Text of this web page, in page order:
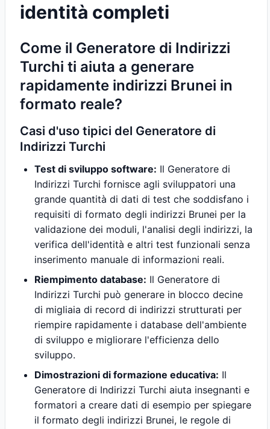
identità completi
Come il Generatore di Indirizzi
Turchi ti aiuta a generare
rapidamente indirizzi Brunei in
formato reale?
Casi d'uso tipici del Generatore di
Indirizzi Turchi
Test di sviluppo software: Il Generatore di
Indirizzi Turchi fornisce agli sviluppatori una
grande quantità di dati di test che soddisfano i
requisiti di formato degli indirizzi Brunei per la
validazione dei moduli, l'analisi degli indirizzi, la
verifica dell'identità e altri test funzionali senza
inserimento manuale di informazioni reali.
Riempimento database: Il Generatore di
Indirizzi Turchi può generare in blocco decine
di migliaia di record di indirizzi strutturati per
riempire rapidamente i database dell'ambiente
di sviluppo e migliorare l'efficienza dello
sviluppo.
Dimostrazioni di formazione educativa: Il
Generatore di Indirizzi Turchi aiuta insegnanti e
formatori a creare dati di esempio per spiegare
il formato degli indirizzi Brunei, le regole di